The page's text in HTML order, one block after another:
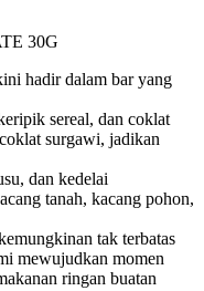
30G
hadir dalam bar yang
sereal, dan coklat
surgawi, jadikan
dan kedelai
tanah, kacang pohon,
tak terbatas
mewujudkan momen
ringan buatan